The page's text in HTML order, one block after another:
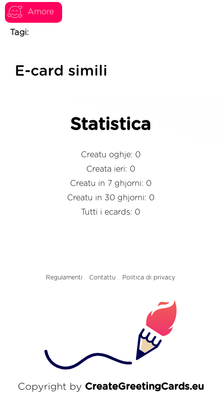
Amore
Tagi:
E-card simili
Statistica
Creatu oghje: 0
Creata ieri: 0
Creatu in 7 ghjorni: 0
Creatu in 30 ghjorni: 0
Tutti i ecards: 0
Regulamenti Contattu Politica di privacy
Copyright by CreateGreetingCards.eu